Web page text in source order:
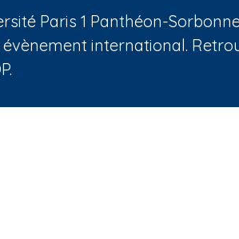
Paris 1 Panthéon-
international.